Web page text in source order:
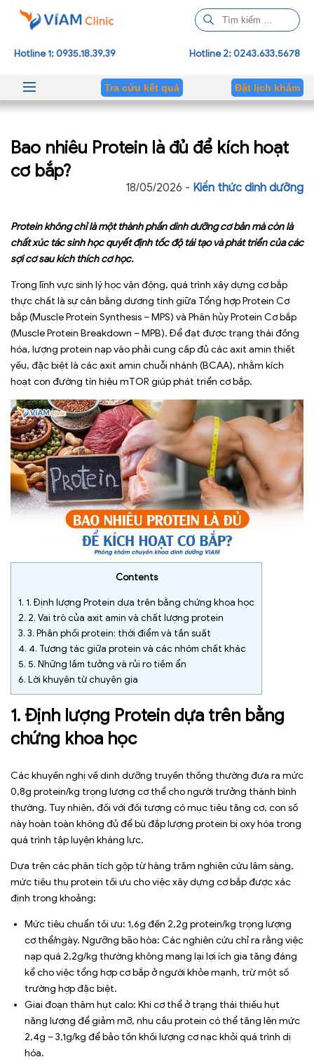
ì
m
Hotline 1: 0935.18.39.39 Hotline 2: 0243.633.5678
Tra cứu kết quả Đặt lịch khám
Bao nhiêu Protein là đủ để kích hoạt
cơ bắp?
18/05/2026 - Kiến thức dinh dưỡng
Protein không chỉ là một thành phần dinh dưỡng cơ bản mà còn là
chất xúc tác sinh học quyết định tốc độ tái tạo và phát triển của các
sợi cơ sau kích thích cơ học.
Trong lĩnh vực sinh lý học vận động, quá trình xây dựng cơ bắp
thực chất là sự cân bằng dương tính giữa Tổng hợp Protein Cơ
bắp (Muscle Protein Synthesis – MPS) và Phân hủy Protein Cơ bắp
(Muscle Protein Breakdown – MPB). Để đạt được trạng thái đồng
hóa, lượng protein nạp vào phải cung cấp đủ các axit amin thiết
yếu, đặc biệt là các axit amin chuỗi nhánh (BCAA), nhằm kích
hoạt con đường tín hiệu mTOR giúp phát triển cơ bắp.
Contents
1. 1. Định lượng Protein dựa trên bằng chứng khoa học
2. 2. Vai trò của axit amin và chất lượng protein
3. 3. Phân phối protein: thời điểm và tần suất
4. 4. Tương tác giữa protein và các nhóm chất khác
5. 5. Những lầm tưởng và rủi ro tiềm ẩn
6. Lời khuyên từ chuyên gia
1. Định lượng Protein dựa trên bằng
chứng khoa học
Các khuyến nghị về dinh dưỡng truyền thống thường đưa ra mức
0,8g protein/kg trọng lượng cơ thể cho người trưởng thành bình
thường. Tuy nhiên, đối với đối tượng có mục tiêu tăng cơ, con số
này hoàn toàn không đủ để bù đắp lượng protein bị oxy hóa trong
quá trình tập luyện kháng lực.
Dựa trên các phân tích gộp từ hàng trăm nghiên cứu lâm sàng,
mức tiêu thụ protein tối ưu cho việc xây dựng cơ bắp được xác
định trong khoảng:
Mức tiêu chuẩn tối ưu: 1,6g đến 2,2g protein/kg trọng lượng
cơ thể/ngày. Ngưỡng bão hòa: Các nghiên cứu chỉ ra rằng việc
nạp quá 2,2g/kg thường không mang lại lợi ích gia tăng đáng
kể cho việc tổng hợp cơ bắp ở người khỏe mạnh, trừ một số
trường hợp đặc biệt.
Giai đoạn thâm hụt calo: Khi cơ thể ở trạng thái thiếu hụt
năng lượng để giảm mỡ, nhu cầu protein có thể tăng lên mức
2,4g – 3,1g/kg để bảo tồn khối lượng cơ nạc khỏi quá trình dị
hóa.